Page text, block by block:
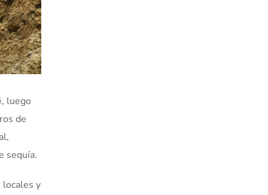
luego
de
sequía.
locales y